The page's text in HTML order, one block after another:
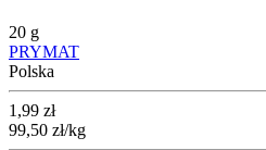
20 g
PRYMAT
Polska
Cena
1,99 zł
99,50 zł/kg